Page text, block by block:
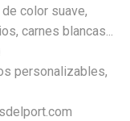
color suave,
carnes blancas...
personalizables,